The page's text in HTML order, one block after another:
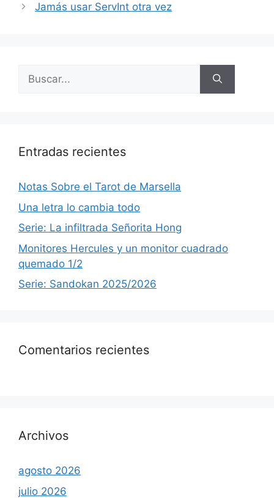
Jamás usar ServInt otra vez
Buscar:
Entradas recientes
Notas Sobre el Tarot de Marsella
Una letra lo cambia todo
Serie: La infiltrada Señorita Hong
Monitores Hercules y un monitor cuadrado
quemado 1/2
Serie: Sandokan 2025/2026
Comentarios recientes
Archivos
agosto 2026
julio 2026